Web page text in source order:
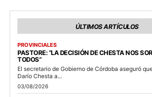
ÚLTIMOS ARTÍCULOS
PROVINCIALES
PASTORE: “LA DECISIÓN DE CHESTA NOS
TODOS”
El secretario de Gobierno de Córdoba aseguró
Darío Chesta a...
03/08/2026